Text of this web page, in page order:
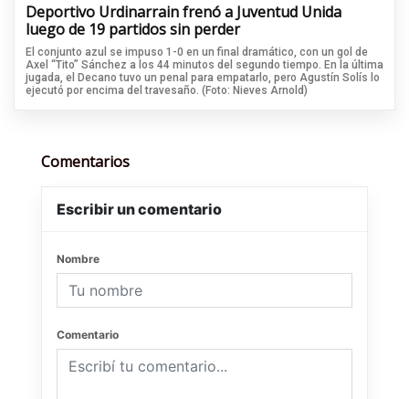
Deportivo Urdinarrain frenó a Juventud Unida
luego de 19 partidos sin perder
El conjunto azul se impuso 1-0 en un final dramático, con un gol de
Axel “Tito” Sánchez a los 44 minutos del segundo tiempo. En la última
jugada, el Decano tuvo un penal para empatarlo, pero Agustín Solís lo
ejecutó por encima del travesaño. (Foto: Nieves Arnold)
Comentarios
Escribir un comentario
Nombre
Comentario